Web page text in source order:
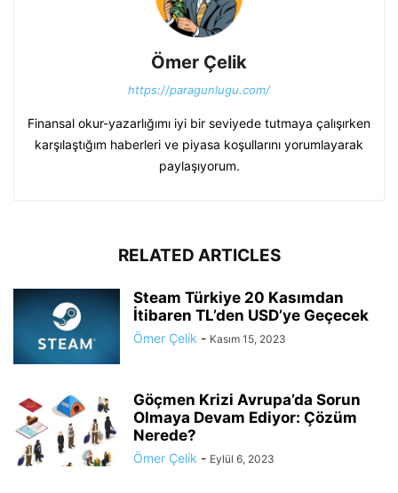
Ömer Çelik
https://paragunlugu.com/
Finansal okur-yazarlığımı iyi bir seviyede tutmaya çalışırken
karşılaştığım haberleri ve piyasa koşullarını yorumlayarak
paylaşıyorum.
RELATED ARTICLES
Steam Türkiye 20 Kasımdan
İtibaren TL’den USD’ye Geçecek
Ömer Çelik - Kasım 15, 2023
Göçmen Krizi Avrupa’da Sorun
Olmaya Devam Ediyor: Çözüm
Nerede?
Ömer Çelik - Eylül 6, 2023